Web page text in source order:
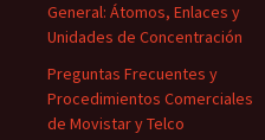
General: Átomos, Enlaces y
Unidades de Concentración
Preguntas Frecuentes y
Procedimientos Comerciales
de Movistar y Telco